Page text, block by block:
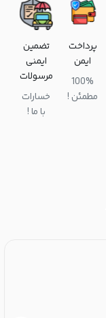
پرداخت
ایمن
100%
مطمئن !
تضمین
ایمنی
مرسولات
خسارات
با ما !